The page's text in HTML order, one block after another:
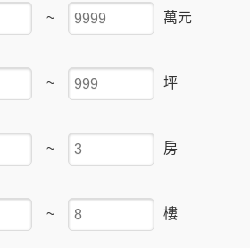
~ 萬元
~ 坪
~ 房
~ 樓